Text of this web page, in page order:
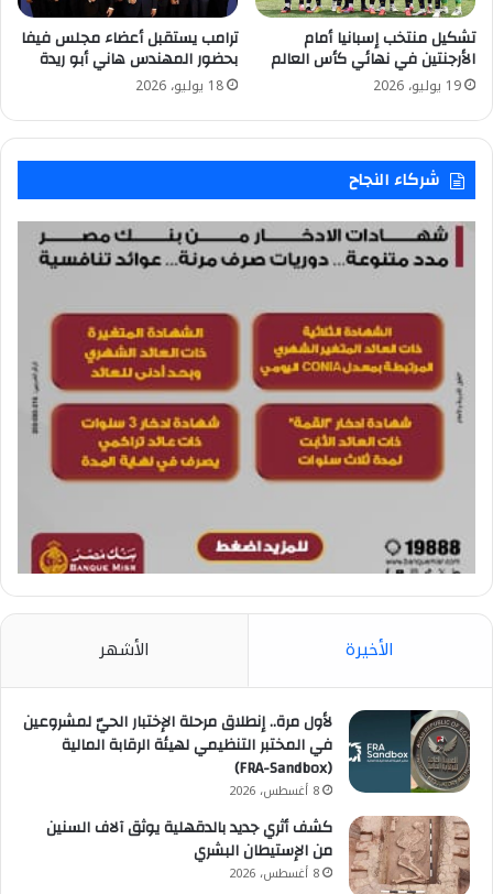
تشكيل منتخب إسبانيا أمام
الأرجنتين في نهائي كأس العالم
19 يوليو، 2026
ترامب يستقبل أعضاء مجلس فيفا
بحضور المهندس هاني أبو ريدة
18 يوليو، 2026
شركاء النجاح
الأخيرة الأشهر
لأول مرة.. إنطلاق مرحلة الإختبار الحيّ لمشروعين
في المختبر التنظيمي لهيئة الرقابة المالية
(FRA-Sandbox)
8 أغسطس، 2026
كشف أثري جديد بالدقهلية يوثق آلاف السنين
من الإستيطان البشري
8 أغسطس، 2026